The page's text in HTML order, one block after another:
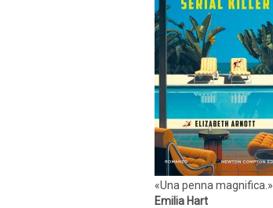
«Una penna magnifica.»
Emilia Hart